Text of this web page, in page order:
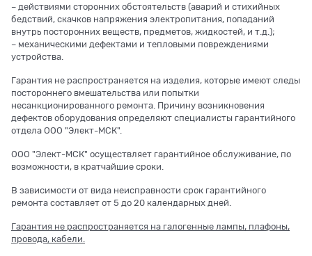
– действиями сторонних обстоятельств (аварий и стихийных
бедствий, скачков напряжения электропитания, попаданий
внутрь посторонних веществ, предметов, жидкостей, и т.д.);
– механическими дефектами и тепловыми повреждениями
устройства.
Гарантия не распространяется на изделия, которые имеют следы
постороннего вмешательства или попытки
несанкционированного ремонта. Причину возникновения
дефектов оборудования определяют специалисты гарантийного
отдела ООО "Элект-МСК".
ООО "Элект-МСК" осуществляет гарантийное обслуживание, по
возможности, в кратчайшие сроки.
В зависимости от вида неисправности срок гарантийного
ремонта составляет от 5 до 20 календарных дней.
Гарантия не распространяется на галогенные лампы, плафоны,
провода, кабели.